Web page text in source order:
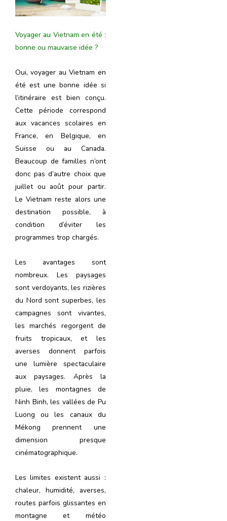
Voyager au Vietnam en été :
bonne ou mauvaise idée ?
Oui, voyager au Vietnam en
été est une bonne idée si
l’itinéraire est bien conçu.
Cette période correspond
aux vacances scolaires en
France, en Belgique, en
Suisse ou au Canada.
Beaucoup de familles n’ont
donc pas d’autre choix que
juillet ou août pour partir.
Le Vietnam reste alors une
destination possible, à
condition d’éviter les
programmes trop chargés.
Les avantages sont
nombreux. Les paysages
sont verdoyants, les rizières
du Nord sont superbes, les
campagnes sont vivantes,
les marchés regorgent de
fruits tropicaux, et les
averses donnent parfois
une lumière spectaculaire
aux paysages. Après la
pluie, les montagnes de
Ninh Binh, les vallées de Pu
Luong ou les canaux du
Mékong prennent une
dimension presque
cinématographique.
Les limites existent aussi :
chaleur, humidité, averses,
routes parfois glissantes en
montagne et météo